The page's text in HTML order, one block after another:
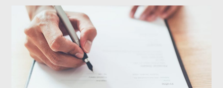
Versement
Des
Allocations
Chomage
En
Capital